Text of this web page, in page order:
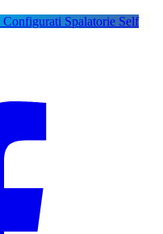
Configurati Spalatorie Self